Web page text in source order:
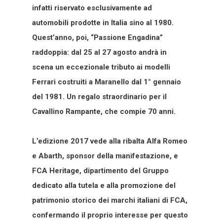
infatti riservato esclusivamente ad
automobili prodotte in Italia sino al 1980.
Quest’anno, poi, “Passione Engadina”
raddoppia: dal 25 al 27 agosto andrà in
scena un eccezionale tributo ai modelli
Ferrari costruiti a Maranello dal 1° gennaio
del 1981. Un regalo straordinario per il
Cavallino Rampante, che compie 70 anni.
L’edizione 2017 vede alla ribalta Alfa Romeo
e Abarth, sponsor della manifestazione, e
FCA Heritage, dipartimento del Gruppo
dedicato alla tutela e alla promozione del
patrimonio storico dei marchi italiani di FCA,
confermando il proprio interesse per questo